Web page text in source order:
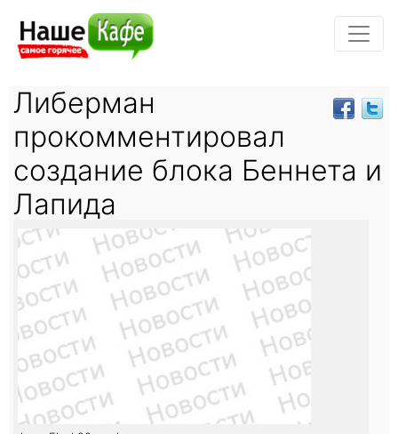
Либерман
прокомментировал
создание блока Беннета и
Лапида